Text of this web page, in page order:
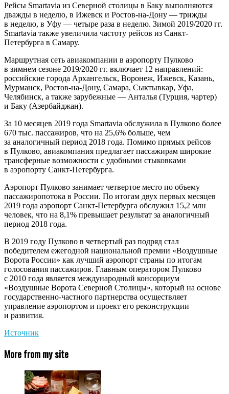
Рейсы Smartavia из Северной столицы в Баку выполняются
дважды в неделю, в Ижевск и Ростов-на-Дону — трижды
в неделю, в Уфу — четыре раза в неделю. Зимой 2019/2020 гг.
Smartavia также увеличила частоту рейсов из Санкт-
Петербурга в Самару.
Маршрутная сеть авиакомпании в аэропорту Пулково
в зимнем сезоне 2019/2020 гг. включает 12 направлений:
российские города Архангельск, Воронеж, Ижевск, Казань,
Мурманск, Ростов-на-Дону, Самара, Сыктывкар, Уфа,
Челябинск, а также зарубежные — Анталья (Турция, чартер)
и Баку (Азербайджан).
За 10 месяцев 2019 года Smartavia обслужила в Пулково более
670 тыс. пассажиров, что на 25,6% больше, чем
за аналогичный период 2018 года. Помимо прямых рейсов
в Пулково, авиакомпания предлагает пассажирам широкие
трансферные возможности с удобными стыковками
в аэропорту Санкт-Петербурга.
Аэропорт Пулково занимает четвертое место по объему
пассажиропотока в России. По итогам двух первых месяцев
2019 года аэропорт Санкт-Петербурга обслужил 15,2 млн
человек, что на 8,1% превышает результат за аналогичный
период 2018 года.
В 2019 году Пулково в четвертый раз подряд стал
победителем ежегодной национальной премии «Воздушные
Ворота России» как лучший аэропорт страны по итогам
голосования пассажиров. Главным оператором Пулково
с 2010 года является международный консорциум
«Воздушные Ворота Северной Столицы», который на основе
государственно-частного партнерства осуществляет
управление аэропортом и проект его реконструкции
и развития.
Источник
More from my site